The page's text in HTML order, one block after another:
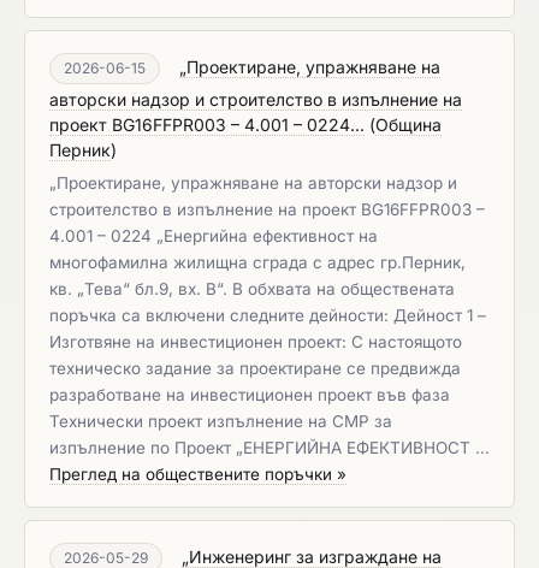
2026-06-15
„Проектиране, упражняване на
авторски надзор и строителство в изпълнение на
проект BG16FFPR003 – 4.001 – 0224... (Община
Перник)
„Проектиране, упражняване на авторски надзор и
строителство в изпълнение на проект BG16FFPR003 –
4.001 – 0224 „Енергийна ефективност на
многофамилна жилищна сграда с адрес гр.Перник,
кв. „Тева“ бл.9, вх. В“. В обхвата на обществената
поръчка са включени следните дейности: Дейност 1 –
Изготвяне на инвестиционен проект: С настоящото
техническо задание за проектиране се предвижда
разработване на инвестиционен проект във фаза
Технически проект изпълнение на СМР за
изпълнение по Проект „ЕНЕРГИЙНА ЕФЕКТИВНОСТ …
Преглед на обществените поръчки »
2026-05-29
„Инженеринг за изграждане на